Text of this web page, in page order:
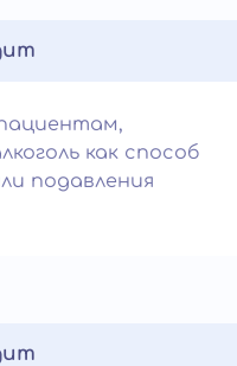
как способ
подавления